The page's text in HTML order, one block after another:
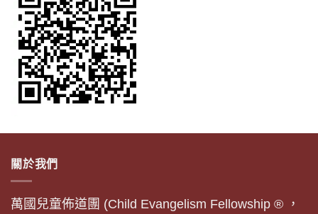
關於我們
萬國兒童佈道團 (Child Evangelism Fellowship ® ，